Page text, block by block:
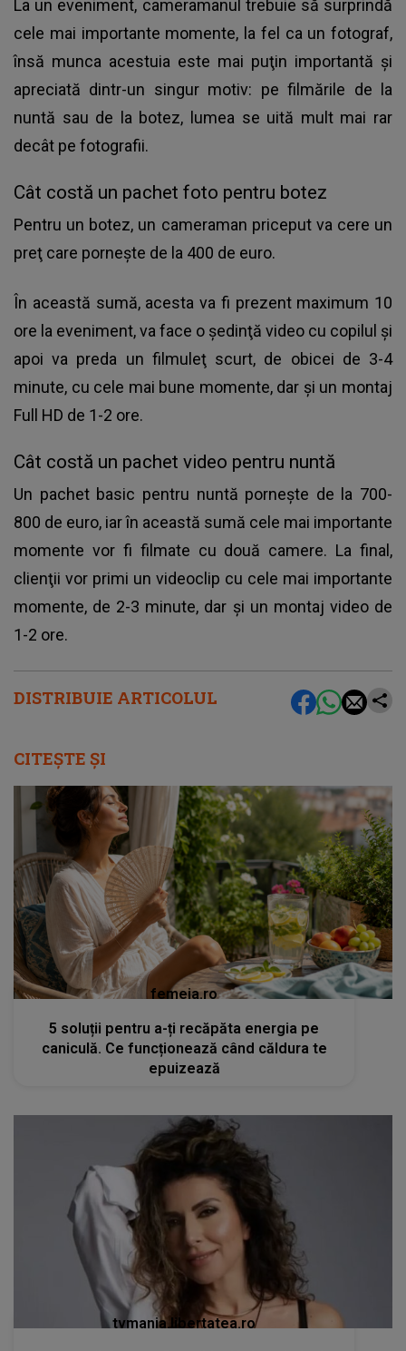
DISTRIBUIE ARTICOLUL
La un eveniment, cameramanul trebuie să surprindă
cele mai importante momente, la fel ca un fotograf,
însă munca acestuia este mai puţin importantă şi
apreciată dintr-un singur motiv: pe filmările de la
nuntă sau de la botez, lumea se uită mult mai rar
decât pe fotografii.
Cât costă un pachet foto pentru botez
Pentru un botez, un cameraman priceput va cere un
preţ care porneşte de la 400 de euro.
În această sumă, acesta va fi prezent maximum 10
ore la eveniment, va face o şedinţă video cu copilul şi
apoi va preda un filmuleţ scurt, de obicei de 3-4
minute, cu cele mai bune momente, dar şi un montaj
Full HD de 1-2 ore.
Cât costă un pachet video pentru nuntă
Un pachet basic pentru nuntă porneşte de la 700-
800 de euro, iar în această sumă cele mai importante
momente vor fi filmate cu două camere. La final,
clienţii vor primi un videoclip cu cele mai importante
momente, de 2-3 minute, dar şi un montaj video de
1-2 ore.
CITEȘTE ȘI
femeia.ro
5 soluții pentru a-ți recăpăta energia pe
caniculă. Ce funcționează când căldura te
epuizează
tvmania.libertatea.ro